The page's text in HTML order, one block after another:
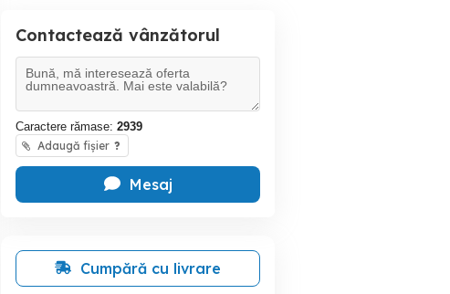
Contactează vânzătorul
Caractere rămase: 2939
Adaugă fișier ?
Mesaj
Cumpără cu livrare